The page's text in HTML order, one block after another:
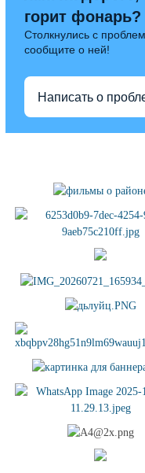
горит фонарь?
Столкнулись с
сообщите о ней!
Написать о